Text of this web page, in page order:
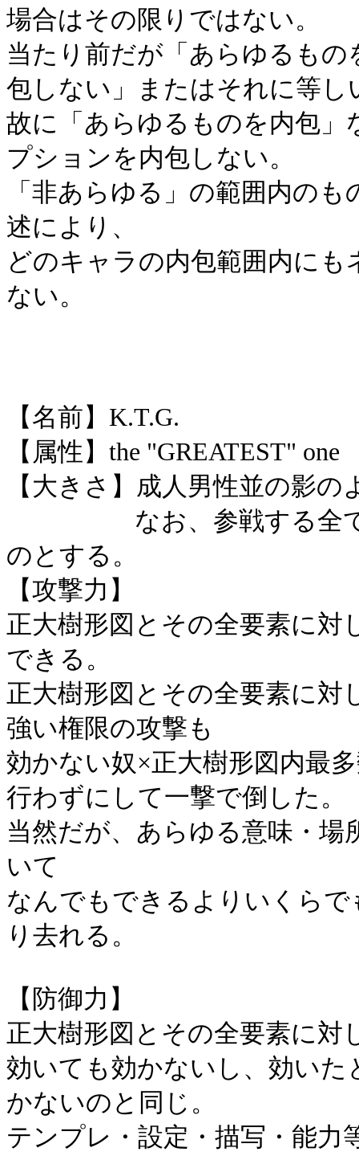
場合はその限りではない。
当たり前だが「あらゆるも
包しない」またはそれに等し
故に「あらゆるものを内包
プションを内包しない。
「非あらゆる」の範囲内の
述により、
どのキャラの内包範囲内に
ない。
【名前】K.T.G.
【属性】the "GREATEST" one
【大きさ】成人男性並の影
なお、参戦する全ての
のとする。
【攻撃力】
正大樹形図とその全要素に
できる。
正大樹形図とその全要素に
強い権限の攻撃も
効かない奴×正大樹形図内最
行わずにして一撃で倒した。
当然だが、あらゆる意味・場
いて
なんでもできるよりいくら
り去れる。
【防御力】
正大樹形図とその全要素に対
効いても効かないし、効い
かないのと同じ。
テンプレ・設定・描写・能力